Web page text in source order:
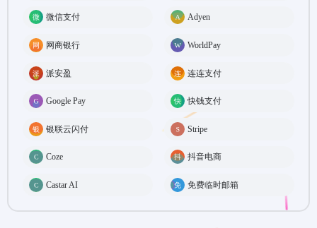
微信支付 Adyen
网商银行 WorldPay
派安盈 连连支付
Google Pay 快钱支付
银联云闪付 Stripe
Coze 抖音电商
Castar AI 免费临时邮箱